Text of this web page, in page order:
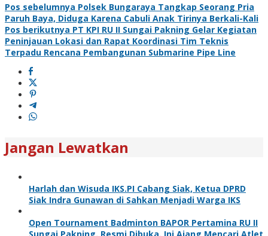
Pos sebelumnya Polsek Bungaraya Tangkap Seorang Pria
Paruh Baya, Diduga Karena Cabuli Anak Tirinya Berkali-Kali
Pos berikutnya PT KPI RU II Sungai Pakning Gelar Kegiatan
Peninjauan Lokasi dan Rapat Koordinasi Tim Teknis
Terpadu Rencana Pembangunan Submarine Pipe Line
Jangan Lewatkan
Harlah dan Wisuda IKS.PI Cabang Siak, Ketua DPRD
Siak Indra Gunawan di Sahkan Menjadi Warga IKS
Open Tournament Badminton BAPOR Pertamina RU II